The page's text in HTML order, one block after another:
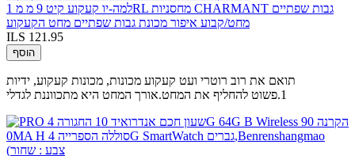
למה-יו קעקוע קיט 9 מ מ 1RL מחסניות CHARMANT גבות שפתיים
מחט/קבוע איפור מכונת גבות שפתיים מחט הקעקוע
ILS 121.95
הוסף
תואם את רוב רוטרי ועט קעקוע מכונות, מכונות קעקוע, ידיות
1.פשוט להחליף את המחט.אורך המחט היא מתכווננת לגדלי